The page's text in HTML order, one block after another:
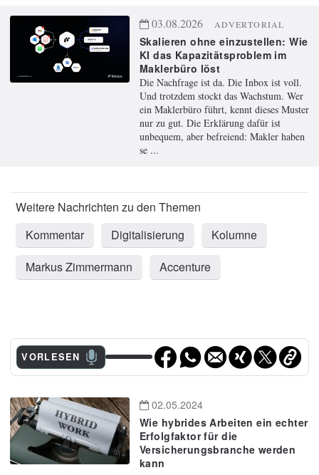
03.08.2026 ADVERTORIAL
Skalieren ohne einzustellen: Wie
KI das Kapazitätsproblem im
Maklerbüro löst
Die Nachfrage ist da. Die Inbox ist voll.
Und trotzdem stockt das Wachstum. Wer
ein Maklerbüro führt, kennt dieses Muster
nur zu gut. Die Erklärung dafür ist
unbequem, aber befreiend: Makler haben
se ...
Kommentar Digitalisierung
Kolumne
Markus Zimmermann
Accenture
VORLESEN
02.05.2024
Wie hybrides Arbeiten ein echter
Erfolgfaktor für die
Versicherungsbranche werden
kann